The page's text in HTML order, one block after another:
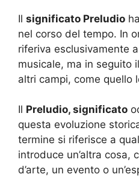
Il significato Preludio
nel corso del tempo. In
riferiva esclusivamente
musicale, ma in seguito
altri campi, come quello
Il Preludio, significato
questa evoluzione
termine si riferisce a
introduce un’altra cosa,
d’arte, un evento o